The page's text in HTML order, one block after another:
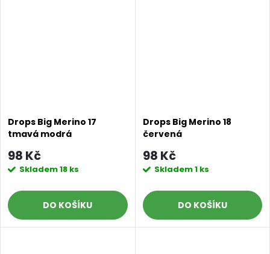
Drops Big Merino 17
tmavá modrá
98 Kč
Skladem18 ks
DO KOŠÍKU
Drops Big Merino 18
červená
98 Kč
Skladem1 ks
DO KOŠÍKU